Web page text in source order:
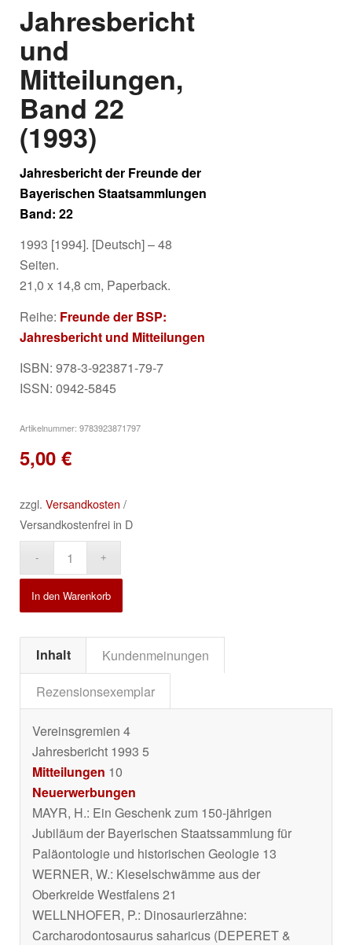
Jahresbericht
und
Mitteilungen,
Band 22
(1993)
Jahresbericht der Freunde der
Bayerischen Staatsammlungen
Band: 22
1993 [1994]. [Deutsch] – 48
Seiten.
21,0 x 14,8 cm, Paperback.
Reihe: Freunde der BSP:
Jahresbericht und Mitteilungen
ISBN: 978-3-923871-79-7
ISSN: 0942-5845
Artikelnummer: 9783923871797
5,00 €
zzgl. Versandkosten /
Versandkostenfrei in D
In den Warenkorb
Inhalt
Kundenmeinungen
Rezensionsexemplar
Vereinsgremien 4
Jahresbericht 1993 5
Mitteilungen 10
Neuerwerbungen
MAYR, H.: Ein Geschenk zum 150-jährigen
Jubiläum der Bayerischen Staatssammlung für
Paläontologie und historischen Geologie 13
WERNER, W.: Kieselschwämme aus der
Oberkreide Westfalens 21
WELLNHOFER, P.: Dinosaurierzähne:
Carcharodontosaurus saharicus (DEPERET &